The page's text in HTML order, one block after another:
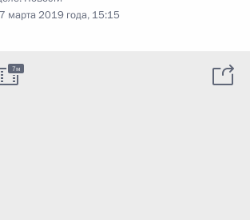
марта 2019 года, 15:15
7м